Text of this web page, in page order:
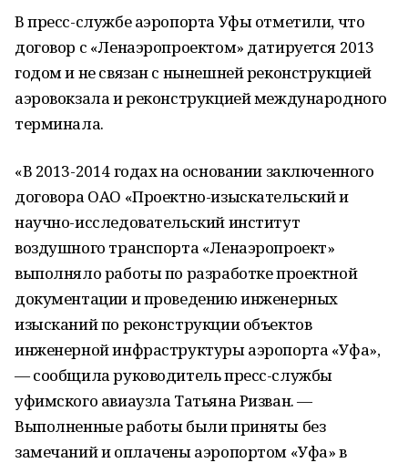
В пресс-службе аэропорта Уфы отметили, что
договор с «Ленаэропроектом» датируется 2013
годом и не связан с нынешней реконструкцией
аэровокзала и реконструкцией международного
терминала.
«В 2013-2014 годах на основании заключенного
договора ОАО «Проектно-изыскательский и
научно-исследовательский институт
воздушного транспорта «Ленаэропроект»
выполняло работы по разработке проектной
документации и проведению инженерных
изысканий по реконструкции объектов
инженерной инфраструктуры аэропорта «Уфа»,
— сообщила руководитель пресс-службы
уфимского авиаузла Татьяна Ризван. —
Выполненные работы были приняты без
замечаний и оплачены аэропортом «Уфа» в